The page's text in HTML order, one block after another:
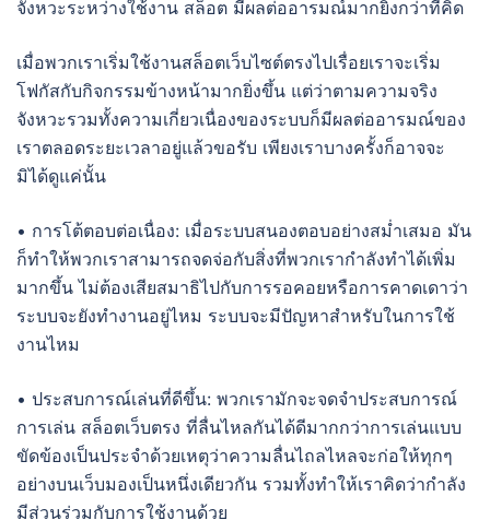
จังหวะระหว่างใช้งาน สล็อต มีผลต่ออารมณ์มากยิ่งกว่าที่คิด
เมื่อพวกเราเริ่มใช้งานสล็อตเว็บไซต์ตรงไปเรื่อยเราจะเริ่ม
โฟกัสกับกิจกรรมข้างหน้ามากยิ่งขึ้น แต่ว่าตามความจริง
จังหวะรวมทั้งความเกี่ยวเนื่องของระบบก็มีผลต่ออารมณ์ของ
เราตลอดระยะเวลาอยู่แล้วขอรับ เพียงเราบางครั้งก็อาจจะ
มิได้ดูแค่นั้น
• การโต้ตอบต่อเนื่อง: เมื่อระบบสนองตอบอย่างสม่ำเสมอ มัน
ก็ทำให้พวกเราสามารถจดจ่อกับสิ่งที่พวกเรากำลังทำได้เพิ่ม
มากขึ้น ไม่ต้องเสียสมาธิไปกับการรอคอยหรือการคาดเดาว่า
ระบบจะยังทำงานอยู่ไหม ระบบจะมีปัญหาสำหรับในการใช้
งานไหม
• ประสบการณ์เล่นที่ดีขึ้น: พวกเรามักจะจดจำประสบการณ์
การเล่น สล็อตเว็บตรง ที่ลื่นไหลกันได้ดีมากกว่าการเล่นแบบ
ขัดข้องเป็นประจำด้วยเหตุว่าความลื่นไถลไหลจะก่อให้ทุกๆ
อย่างบนเว็บมองเป็นหนึ่งเดียวกัน รวมทั้งทำให้เราคิดว่ากำลัง
มีส่วนร่วมกับการใช้งานด้วย